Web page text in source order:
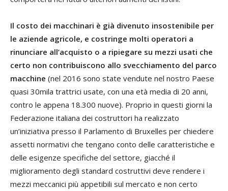
Il costo dei macchinari è già divenuto insostenibile per
le aziende agricole, e costringe molti operatori a
rinunciare all’acquisto o a ripiegare su mezzi usati che
certo non contribuiscono allo svecchiamento del parco
macchine (nel 2016 sono state vendute nel nostro Paese
quasi 30mila trattrici usate, con una età media di 20 anni,
contro le appena 18.300 nuove). Proprio in questi giorni la
Federazione italiana dei costruttori ha realizzato
un’iniziativa presso il Parlamento di Bruxelles per chiedere
assetti normativi che tengano conto delle caratteristiche e
delle esigenze specifiche del settore, giacché il
miglioramento degli standard costruttivi deve rendere i
mezzi meccanici più appetibili sul mercato e non certo